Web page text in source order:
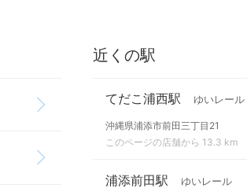
近くの駅
てだこ浦西駅 ゆいレール
沖縄県浦添市前田三丁目21
このページの店舗から 13.3 km
浦添前田駅 ゆいレール